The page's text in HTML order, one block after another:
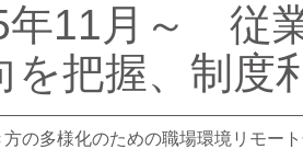
11月～ 従
を把握、制度
方の多様化のための職場環境リモー